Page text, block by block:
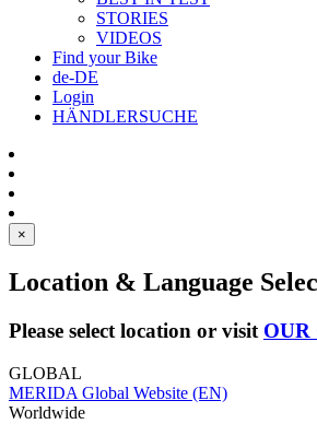
STORIES
VIDEOS
Find your Bike
de-DE
Login
HÄNDLERSUCHE
×
Location & Language
Please select location or visit
GLOBAL
MERIDA Global Website (EN)
Worldwide